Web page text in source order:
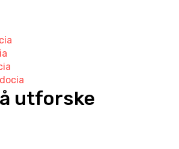
utforske